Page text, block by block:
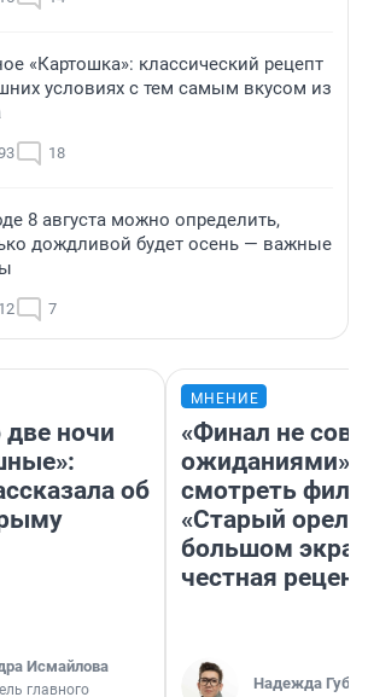
«Картошка»: классический рецепт
условиях с тем самым вкусом из
18
8 августа можно определить,
дождливой будет осень — важные
7
ночи
об
Исмайлова
главного
МНЕНИЕ
«Финал не
ожиданиями»:
смотреть
«Старый орел»
большом
честная
Надежда